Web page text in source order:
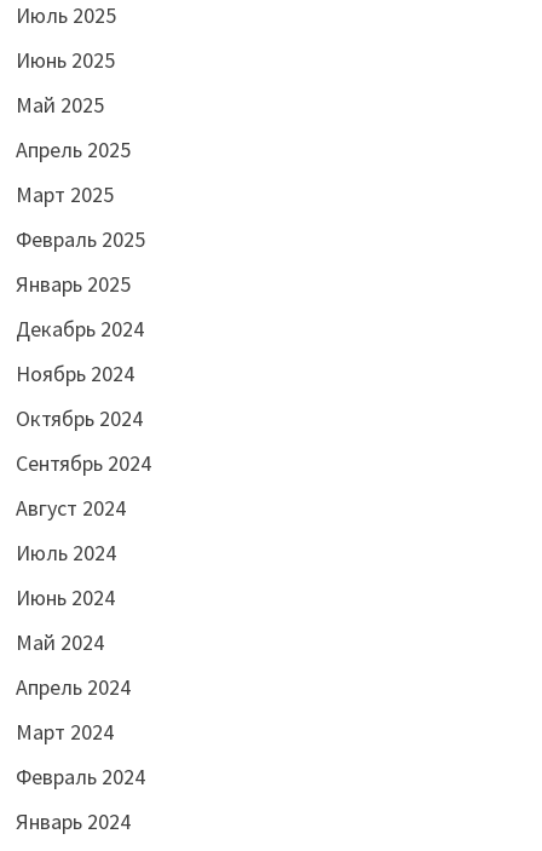
Июль 2025
Июнь 2025
Май 2025
Апрель 2025
Март 2025
Февраль 2025
Январь 2025
Декабрь 2024
Ноябрь 2024
Октябрь 2024
Сентябрь 2024
Август 2024
Июль 2024
Июнь 2024
Май 2024
Апрель 2024
Март 2024
Февраль 2024
Январь 2024